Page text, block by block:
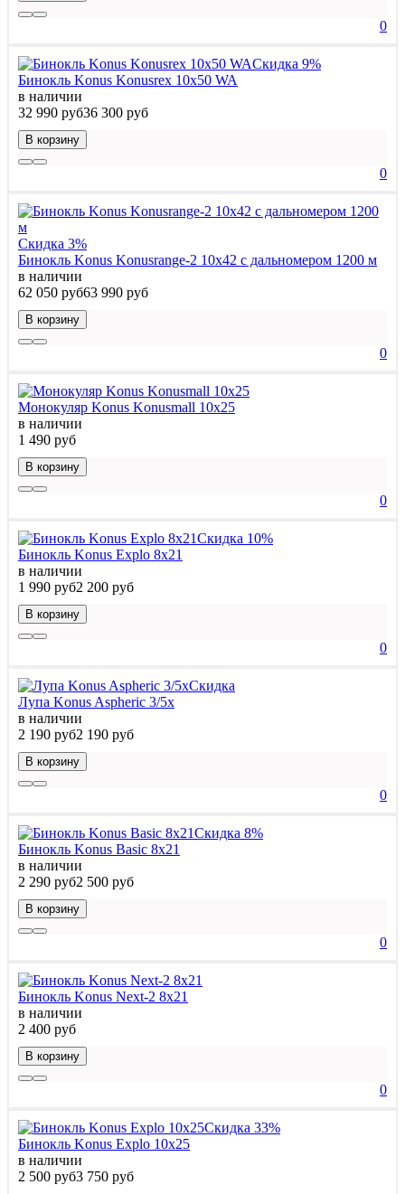
0
Скидка 9%
Бинокль Konus Konusrex 10x50 WA
в наличии
32 990 руб36 300 руб
В корзину
0
Скидка 3%
Бинокль Konus Konusrange-2 10x42 с дальномером 1200 м
в наличии
62 050 руб63 990 руб
В корзину
0
Монокуляр Konus Konusmall 10x25
в наличии
1 490 руб
В корзину
0
Скидка 10%
Бинокль Konus Explo 8x21
в наличии
1 990 руб2 200 руб
В корзину
0
Скидка
Лупа Konus Aspheric 3/5x
в наличии
2 190 руб2 190 руб
В корзину
0
Скидка 8%
Бинокль Konus Basic 8x21
в наличии
2 290 руб2 500 руб
В корзину
0
Бинокль Konus Next-2 8x21
в наличии
2 400 руб
В корзину
0
Скидка 33%
Бинокль Konus Explo 10x25
в наличии
2 500 руб3 750 руб